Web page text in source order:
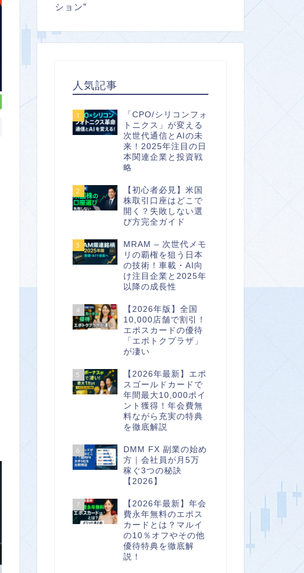
ション”
人気記事
1
「CPO/シリコンフォ
トニクス」が変える
次世代通信とAIの未
来！2025年注目の日
本関連企業と投資戦
略
2
【初心者必見】米国
株取引口座はどこで
開く？失敗しない選
び方完全ガイド
3
MRAM – 次世代メモ
リの覇権を狙う日本
の技術！車載・AI向
け注目企業と2025年
以降の成長性
4
【2026年版】全国
10,000店舗で割引！
エポスカードの優待
「エポトクプラザ」
が凄い
5
【2026年最新】エポ
スゴールドカードで
年間最大10,000ポイ
ント獲得！年会費無
料ながら充実の特典
を徹底解説
6
DMM FX 副業の始め
方｜会社員が月5万
稼ぐ3つの秘訣
【2026】
7
【2026年最新】年会
費永年無料のエポス
カードとは？マルイ
の10％オフやその他
優待特典を徹底解
説！